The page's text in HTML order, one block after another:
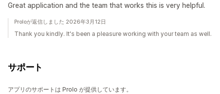
Great application and the team that works this is very helpful.
Proloが返信しました 2026年3月12日
Thank you kindly. It's been a pleasure working with your team as well.
サポート
アプリのサポートは Prolo が提供しています。